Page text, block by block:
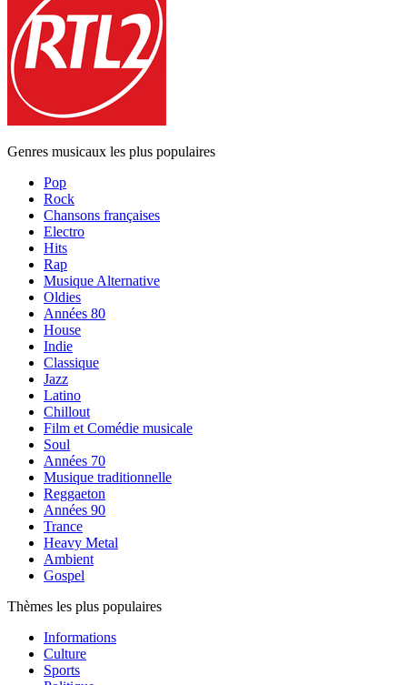
Genres musicaux les plus populaires
Pop
Rock
Chansons françaises
Electro
Hits
Rap
Musique Alternative
Oldies
Années 80
House
Indie
Classique
Jazz
Latino
Chillout
Film et Comédie musicale
Soul
Années 70
Musique traditionnelle
Reggaeton
Années 90
Trance
Heavy Metal
Ambient
Gospel
Thèmes les plus populaires
Informations
Culture
Sports